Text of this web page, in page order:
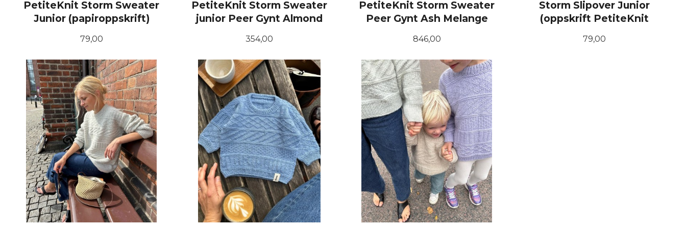
PetiteKnit Storm Sweater
Junior (papiroppskrift)
Pris
79,00
KJØP
PetiteKnit Storm Sweater
junior Peer Gynt Almond
Pris
354,00
LES MER
PetiteKnit Storm Sweater
Peer Gynt Ash Melange
Pris
846,00
LES MER
Storm Slipover Junior
(oppskrift PetiteKnit
Pris
79,00